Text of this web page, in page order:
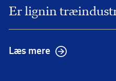
Er lignin
Læs mere